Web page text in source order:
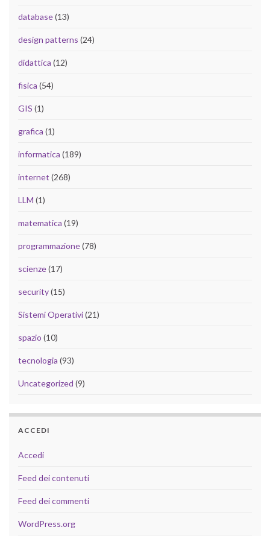
database(13)
design patterns (24)
didattica (12)
fisica (54)
GIS (1)
grafica (1)
informatica (189)
internet (268)
LLM (1)
matematica (19)
programmazione(78)
scienze(17)
security(15)
Sistemi Operativi(21)
spazio (10)
tecnologia (93)
Uncategorized (9)
ACCEDI
Accedi
Feed dei contenuti
Feed dei commenti
WordPress.org